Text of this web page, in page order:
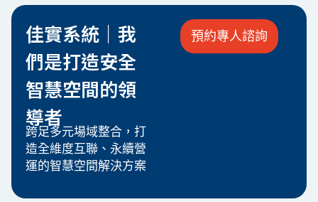
佳實系統｜我
們是打造安全
智慧空間的領
導者
跨足多元場域整合，打
造全維度互聯、永續營
運的智慧空間解決方案
預約專人諮詢